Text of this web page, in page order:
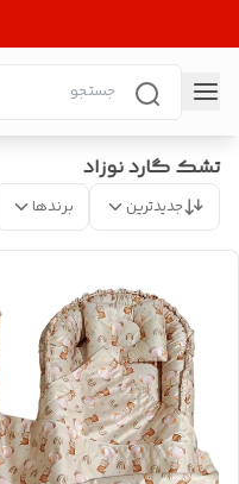
تشک گارد نوزاد
جدیدترین برندها